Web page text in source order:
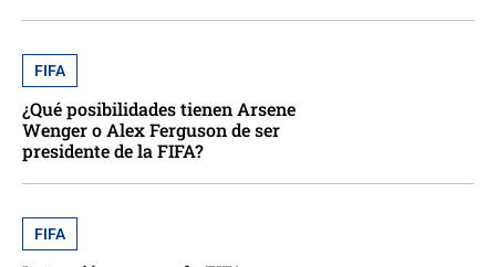
FIFA
¿Qué posibilidades tienen Arsene
Wenger o Alex Ferguson de ser
presidente de la FIFA?
FIFA